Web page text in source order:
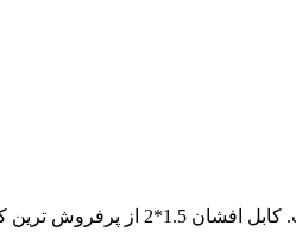
کابل افشان 1.5*2 با بهترین برند های بازار و به صورت